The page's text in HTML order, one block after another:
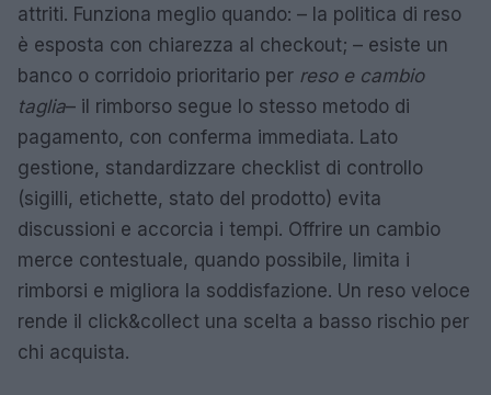
attriti. Funziona meglio quando: – la politica di reso
è esposta con chiarezza al checkout; – esiste un
banco o corridoio prioritario per reso e cambio
taglia– il rimborso segue lo stesso metodo di
pagamento, con conferma immediata. Lato
gestione, standardizzare checklist di controllo
(sigilli, etichette, stato del prodotto) evita
discussioni e accorcia i tempi. Offrire un cambio
merce contestuale, quando possibile, limita i
rimborsi e migliora la soddisfazione. Un reso veloce
rende il click&collect una scelta a basso rischio per
chi acquista.